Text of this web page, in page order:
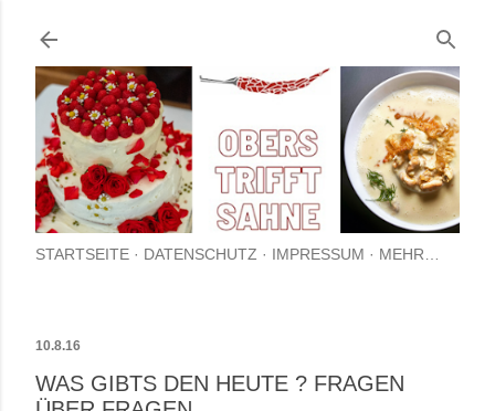
STARTSEITE DATENSCHUTZ IMPRESSUM MEHR…
10.8.16
WAS GIBTS DEN HEUTE ? FRAGEN